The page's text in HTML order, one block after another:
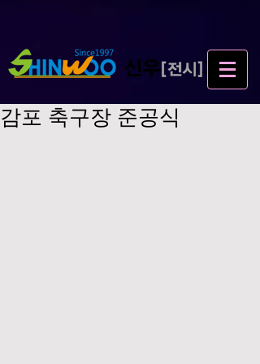
감포 축구장 준공식